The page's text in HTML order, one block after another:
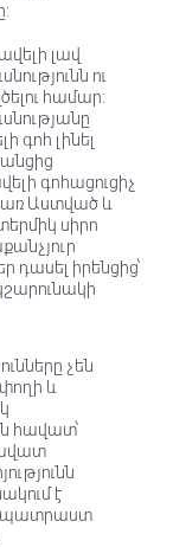
լավ
ու
համար:
գոհ լինել
գոհացուցիչ
Աստված և
սիրո
դասել իրենցից՝
չեն
և
հավատ՝
է
պատրաստ